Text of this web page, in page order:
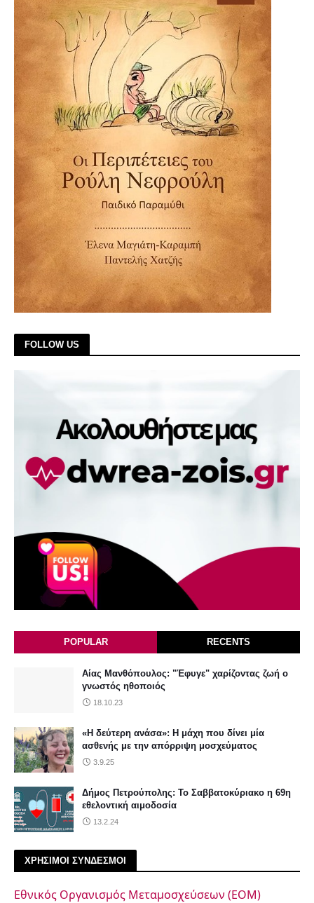
FOLLOW US
POPULAR RECENTS
Αίας Μανθόπουλος: "Έφυγε" χαρίζοντας ζωή ο
γνωστός ηθοποιός
18.10.23
«Η δεύτερη ανάσα»: Η μάχη που δίνει μία
ασθενής με την απόρριψη μοσχεύματος
3.9.25
Δήμος Πετρούπολης: Το Σαββατοκύριακο η 69η
εθελοντική αιμοδοσία
13.2.24
ΧΡΗΣΙΜΟΙ ΣΥΝΔΕΣΜΟΙ
Εθνικός Οργανισμός Μεταμοσχεύσεων (ΕΟΜ)